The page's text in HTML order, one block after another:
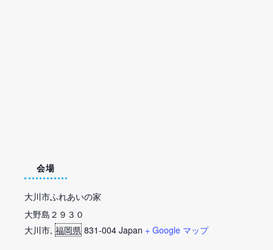
会場
大川市ふれあいの家
大野島２９３０
大川市, 福岡県 831-004 Japan + Google マップ